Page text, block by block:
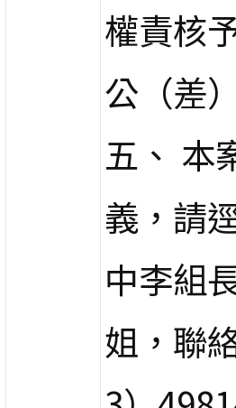
權責核
公（差
五、 本
義，請
中李組
姐，聯